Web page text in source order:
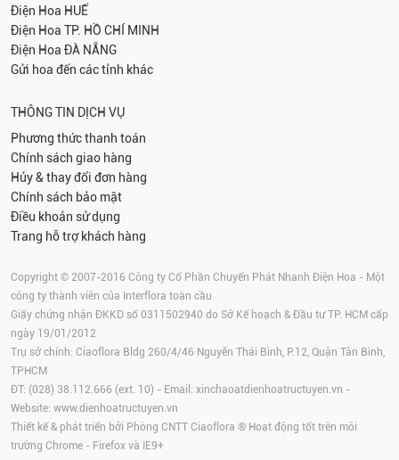
Điện Hoa HUẾ
Điện Hoa TP. HỒ CHÍ MINH
Điện Hoa ĐÀ NẴNG
Gửi hoa đến các tỉnh khác
THÔNG TIN DỊCH VỤ
Phương thức thanh toán
Chính sách giao hàng
Hủy & thay đổi đơn hàng
Chính sách bảo mật
Điều khoản sử dụng
Trang hỗ trợ khách hàng
Copyright © 2007-2016 Công ty Cổ Phần Chuyển Phát Nhanh Điện Hoa - Một
công ty thành viên của Interflora toàn cầu
Giấy chứng nhận ĐKKD số 0311502940 do Sở Kế hoạch & Đầu tư TP. HCM cấp
ngày 19/01/2012
Trụ sở chính: Ciaoflora Bldg 260/4/46 Nguyễn Thái Bình, P.12, Quận Tân Bình,
TPHCM
ĐT: (028) 38.112.666 (ext. 10) - Email: xinchaoatdienhoatructuyen.vn -
Website: www.dienhoatructuyen.vn
Thiết kế & phát triển bởi Phòng CNTT Ciaoflora ® Hoạt động tốt trên môi
trường Chrome - Firefox và IE9+